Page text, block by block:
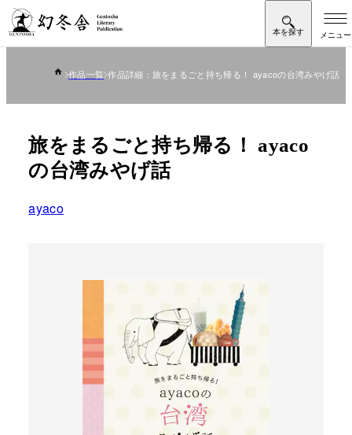
作品一覧 作品詳細：旅をまるごと持ち帰る！ ayacoの台湾みやげ話
旅をまるごと持ち帰る！ ayaco
の台湾みやげ話
ayaco